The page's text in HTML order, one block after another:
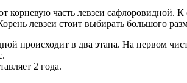
часть левзеи cафлоровидной.
левзеи стоит выбирать большого
происходит в два этапа. На первом
2 года.